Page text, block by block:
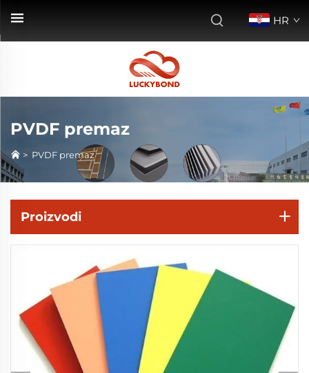
HR
PVDF premaz
> PVDF premaz
Proizvodi